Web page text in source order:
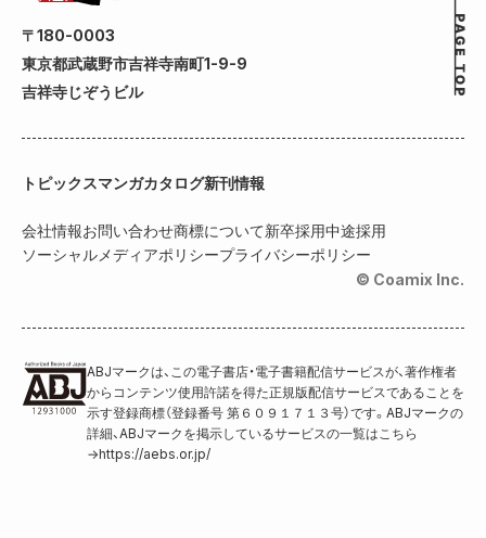
〒180-0003
東京都武蔵野市吉祥寺南町1-9-9
吉祥寺じぞうビル
トピックスマンガカタログ新刊情報
会社情報お問い合わせ商標について新卒採用中途採用
ソーシャルメディアポリシープライバシーポリシー
© Coamix Inc.
ABJマークは、この電子書店・電子書籍配信サービスが、著作権者
からコンテンツ使用許諾を得た正規版配信サービスであることを
示す登録商標（登録番号 第６０９１７１３号）です。ABJマークの
詳細、ABJマークを掲示しているサービスの一覧はこちら
→https://aebs.or.jp/